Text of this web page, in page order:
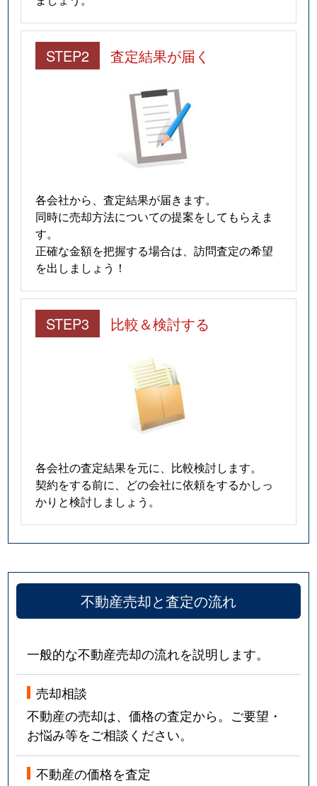
STEP2 査定結果が届く
各会社から、査定結果が届きます。
同時に売却方法についての提案をしてもらえま
す。
正確な金額を把握する場合は、訪問査定の希望
を出しましょう！
STEP3 比較＆検討する
各会社の査定結果を元に、比較検討します。
契約をする前に、どの会社に依頼をするかしっ
かりと検討しましょう。
不動産売却と査定の流れ
一般的な不動産売却の流れを説明します。
売却相談
不動産の売却は、価格の査定から。ご要望・
お悩み等をご相談ください。
不動産の価格を査定